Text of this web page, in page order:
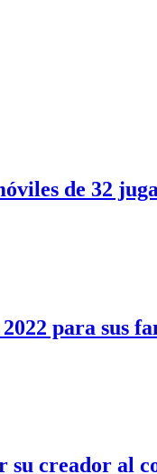
de 32
para sus
su creador al